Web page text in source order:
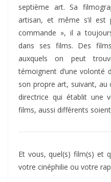
septième art. Sa
artisan, et même s’il
commande », il a
dans ses films. Des
auxquels on peut
témoignent d’une volonté
son propre art, suivant, au
directrice qui établit une
films, aussi différents
Et vous, quel(s) film(s) et
votre cinéphilie ou votre